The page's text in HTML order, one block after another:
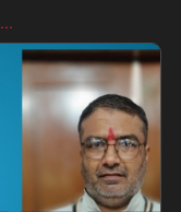
...